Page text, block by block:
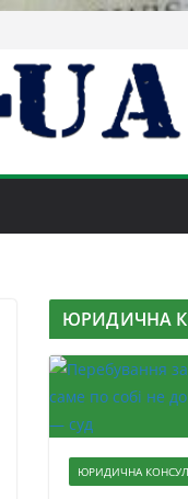
ЮРИДИЧНА
ЮРИДИЧНА